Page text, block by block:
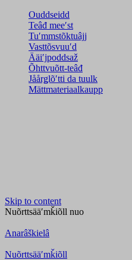
Ouddseidd
Teâđ meeʹst
Tuʹmmstõktuâjj
Vasttõsvuuʹd
Ääiʹjpoddsaž
Õhttvuõtt-teâđ
Jåårǥlõʹtti da tuulk
Mättmateriaalkaupp
Skip to content
Nuõrttsääʹmǩiõll nuo
Anarâškielâ
Nuõrttsääʹmǩiõll